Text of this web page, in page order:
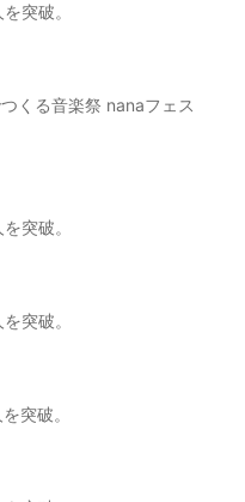
突破。
くる音楽祭 nanaフェス
突破。
突破。
突破。